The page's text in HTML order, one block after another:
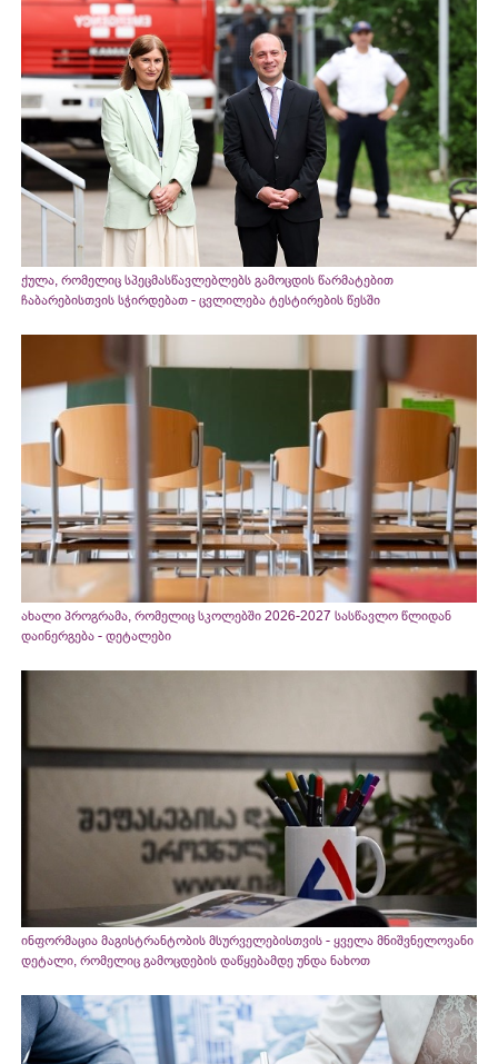
ქულა, რომელიც სპეცმასწავლებლებს გამოცდის წარმატებით
ჩაბარებისთვის სჭირდებათ - ცვლილება ტესტირების წესში
ახალი პროგრამა, რომელიც სკოლებში 2026-2027 სასწავლო წლიდან
დაინერგება - დეტალები
ინფორმაცია მაგისტრანტობის მსურველებისთვის - ყველა მნიშვნელოვანი
დეტალი, რომელიც გამოცდების დაწყებამდე უნდა ნახოთ